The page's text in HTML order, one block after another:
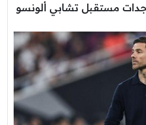
مستقبل تشابي ألونسو